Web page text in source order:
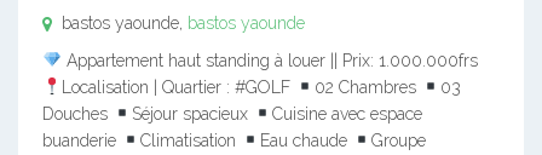
bastos yaounde, bastos yaounde
Appartement haut standing à louer || Prix: 1.000.000frs
Localisation | Quartier : #GOLF
02 Chambres
03
Douches
Séjour spacieux
Cuisine avec espace
buanderie
Climatisation Eau chaude
Groupe